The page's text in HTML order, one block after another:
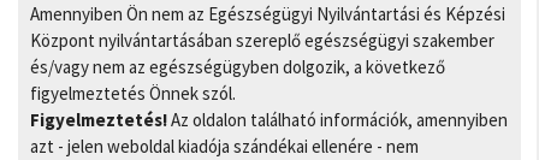
Amennyiben Ön nem az Egészségügyi Nyilvántartási és Képzési
Központ nyilvántartásában szereplő egészségügyi szakember
és/vagy nem az egészségügyben dolgozik, a következő
figyelmeztetés Önnek szól.
Figyelmeztetés!Az oldalon található információk, amennyiben
azt - jelen weboldal kiadója szándékai ellenére - nem